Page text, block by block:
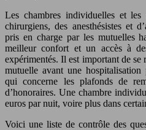
Les chambres individuelles et les
chirurgiens, des anesthésistes et
pris en charge par les mutuelles
meilleur confort et un accès à
expérimentés. Il est important de se
mutuelle avant une hospitalisation
qui concerne les plafonds de
d’honoraires. Une chambre
euros par nuit, voire plus dans
Voici une liste de contrôle des